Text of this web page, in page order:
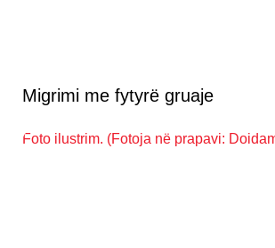
Migrimi me fytyrë gruaje